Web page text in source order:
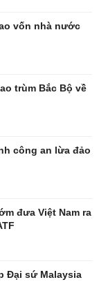
24h
- món ngon
vốn nhà nước
trùm Bắc Bộ về
công an lừa đảo
đưa Việt Nam ra
Đại sứ Malaysia